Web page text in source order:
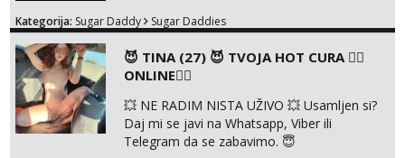
ponude. Moje preference su duga kosa, do
Eventualne iznimke mogu biti zbog dobre
osobnosti i iskrene komunikacije. Tg:
@m49229
Kategorija: Sugar Daddy Sugar Daddies
😈 TINA (27) 😈 TVOJA HOT CURA ❤️‍🔥
ONLINE❤️‍🔥
💥 NE RADIM NISTA UŽIVO 💥 Usamljen si?
Daj mi se javi na Whatsapp, Viber ili
Telegram da se zabavimo. 😇